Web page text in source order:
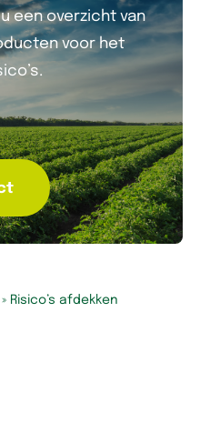
een overzicht van
voor het
Risico’s afdekken